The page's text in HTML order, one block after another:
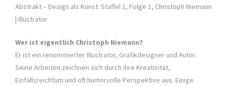
Abstrakt – Design als Kunst: Staffel 1, Folge 1, Christoph Niemann
| Illustrator
Wer ist eigentlich Christoph Niemann?
Er ist ein renommierter Illustrator, Grafikdesigner und Autor.
Seine Arbeiten zeichnen sich durch ihre Kreativität,
Einfallsreichtum und oft humorvolle Perspektive aus. Einige